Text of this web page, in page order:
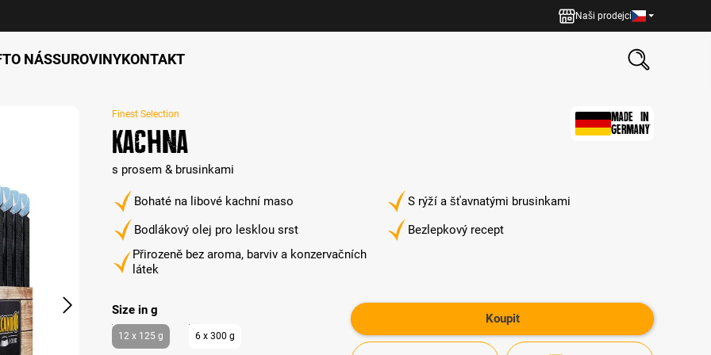
Naši prodejci
O NÁSSUROVINYKONTAKT
Finest Selection
Kachna
s prosem & brusinkami
MADE IN
GERMANY
Bohaté na libové kachní maso
S rýží a šťavnatými brusinkami
Bodlákový olej pro lesklou srst
Bezlepkový recept
Přirozeně bez aroma, barviv a konzervačních
látek
Size in gauswählen
12 x 125 g 6 x 300 g
Koupit